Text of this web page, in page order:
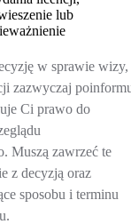
lub
w sprawie wizy,
zazwyczaj
Ci prawo do
Muszą zawrzeć te
z decyzją oraz
sposobu i terminu